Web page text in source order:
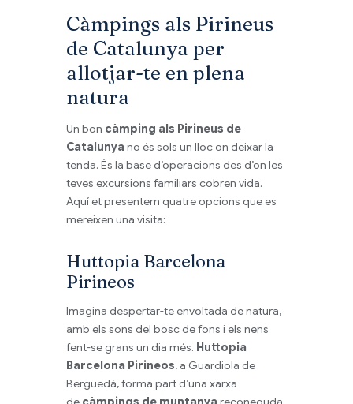
Càmpings als Pirineus
de Catalunya per
allotjar-te en plena
natura
Un bon càmping als Pirineus de
Catalunya no és sols un lloc on deixar la
tenda. És la base d’operacions des d’on les
teves excursions familiars cobren vida.
Aquí et presentem quatre opcions que es
mereixen una visita:
Huttopia Barcelona
Pirineos
Imagina despertar-te envoltada de natura,
amb els sons del bosc de fons i els nens
fent-se grans un dia més. Huttopia
Barcelona Pirineos, a Guardiola de
Berguedà, forma part d’una xarxa